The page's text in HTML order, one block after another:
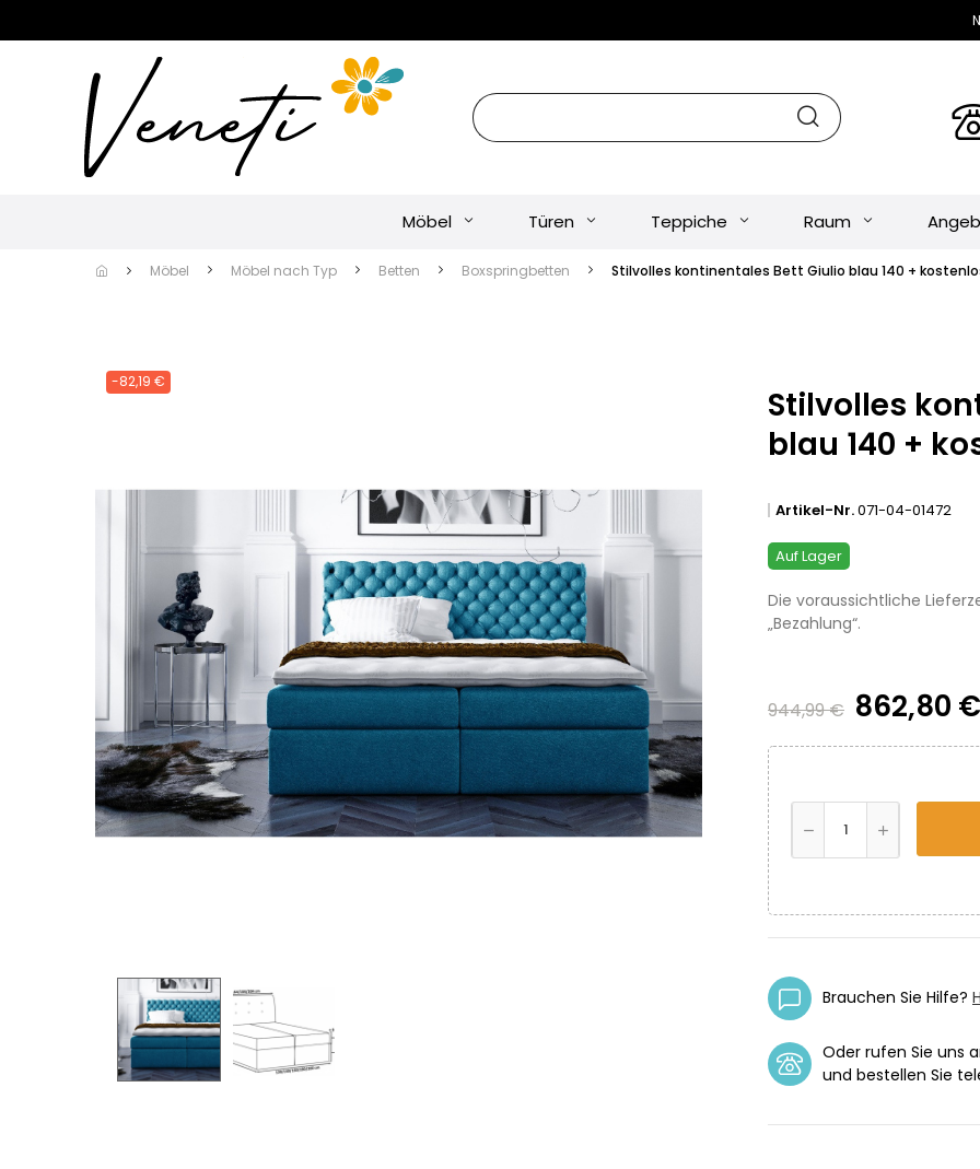
Möbel Türen Teppiche Raum
Möbel Möbel nach Typ Betten Boxspringbetten Stilvolles kontinentales Bett Giulio blau 140 +
-82,19 €
Stilvolles
blau 140 +
Artikel-Nr.071-04-01472
Auf Lager
Die voraussichtliche
„Bezahlung“.
944,99 € 862,80
Brauchen Sie Hilfe?
Oder rufen Sie uns
und bestellen Sie